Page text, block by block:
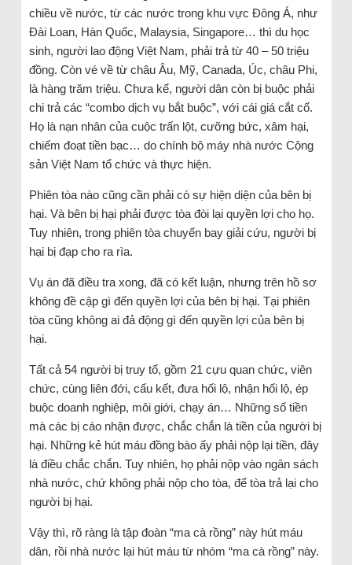
chiều về nước, từ các nước trong khu vực Đông Á, như
Đài Loan, Hàn Quốc, Malaysia, Singapore… thì du học
sinh, người lao động Việt Nam, phải trả từ 40 – 50 triệu
đồng. Còn vé về từ châu Âu, Mỹ, Canada, Úc, châu Phi,
là hàng trăm triệu. Chưa kể, người dân còn bị buộc phải
chi trả các “combo dịch vụ bắt buộc”, với cái giá cắt cổ.
Họ là nạn nhân của cuộc trấn lột, cưỡng bức, xâm hại,
chiếm đoạt tiền bạc… do chính bộ máy nhà nước Cộng
sản Việt Nam tổ chức và thực hiện.
Phiên tòa nào cũng cần phải có sự hiện diện của bên bị
hại. Và bên bị hại phải được tòa đòi lại quyền lợi cho họ.
Tuy nhiên, trong phiên tòa chuyến bay giải cứu, người bị
hại bị đạp cho ra rìa.
Vụ án đã điều tra xong, đã có kết luận, nhưng trên hồ sơ
không đề cập gì đến quyền lợi của bên bị hại. Tại phiên
tòa cũng không ai đả động gì đến quyền lợi của bên bị
hại.
Tất cả 54 người bị truy tố, gồm 21 cựu quan chức, viên
chức, cùng liên đới, cấu kết, đưa hối lộ, nhận hối lộ, ép
buộc doanh nghiệp, môi giới, chạy án… Những số tiền
mà các bị cáo nhận được, chắc chắn là tiền của người bị
hại. Những kẻ hút máu đồng bào ấy phải nộp lại tiền, đây
là điều chắc chắn. Tuy nhiên, họ phải nộp vào ngân sách
nhà nước, chứ không phải nộp cho tòa, để tòa trả lại cho
người bị hại.
Vậy thì, rõ ràng là tập đoàn “ma cà rồng” này hút máu
dân, rồi nhà nước lại hút máu từ nhóm “ma cà rồng” này.